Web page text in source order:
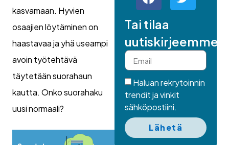
kasvamaan. Hyvien
osaajien löytäminen on
haastavaa ja yhä useampi
avoin työtehtävä
täytetään suorahaun
kautta. Onko suorahaku
uusi normaali?
Tai tilaa
uutiskirjeemme.
Haluan rekrytoinnin
trendit ja vinkit
sähköpostiini.
Lähetä